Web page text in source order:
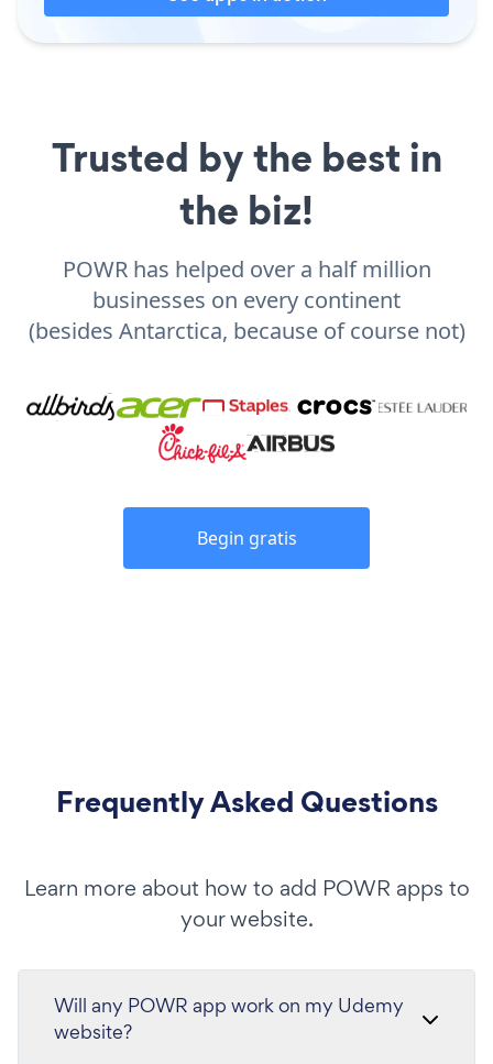
Trusted by the best in
the biz!
POWR has helped over a half million
businesses on every continent
(besides Antarctica, because of course not)
Begin gratis
Frequently Asked Questions
Learn more about how to add POWR apps to
your website.
Will any POWR app work on my Udemy
website?